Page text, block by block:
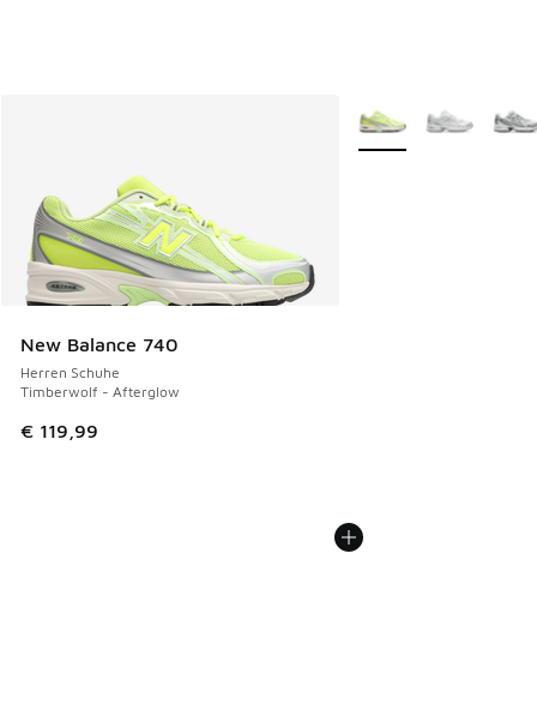
New Balance 740
Herren Schuhe
Timberwolf - Afterglow
€ 119,99
Weitere Farben